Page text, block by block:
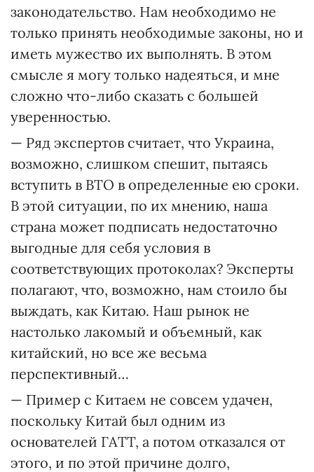
законодательство. Нам необходимо не
только принять необходимые законы, но и
иметь мужество их выполнять. В этом
смысле я могу только надеяться, и мне
сложно что-либо сказать с большей
уверенностью.
— Ряд экспертов считает, что Украина,
возможно, слишком спешит, пытаясь
вступить в ВТО в определенные ею сроки.
В этой ситуации, по их мнению, наша
страна может подписать недостаточно
выгодные для себя условия в
соответствующих протоколах? Эксперты
полагают, что, возможно, нам стоило бы
выждать, как Китаю. Наш рынок не
настолько лакомый и объемный, как
китайский, но все же весьма
перспективный…
— Пример с Китаем не совсем удачен,
поскольку Китай был одним из
основателей ГАТТ, а потом отказался от
этого, и по этой причине долго,